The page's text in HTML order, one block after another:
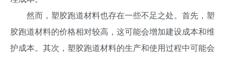
然而，塑胶跑道材料也存在一些不足之处。首先，塑
胶跑道材料的价格相对较高，这可能会增加建设成本和维
护成本。其次，塑胶跑道材料的生产和使用过程中可能会